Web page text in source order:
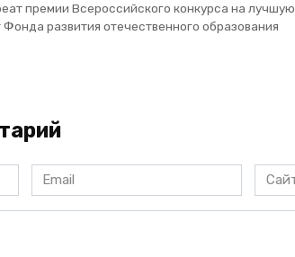
премии Всероссийского конкурса на лучшую
Фонда развития отечественного образования
Email
*
Сайт